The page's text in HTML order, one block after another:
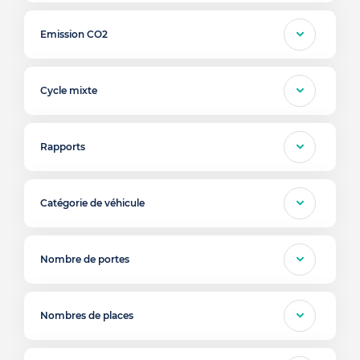
Emission CO2
Cycle mixte
Rapports
Catégorie de véhicule
Nombre de portes
Nombres de places